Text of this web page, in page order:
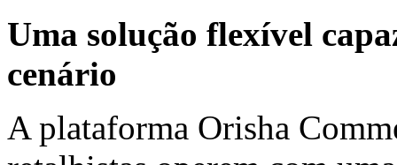
Uma solução flexível
cenário
A plataforma Orisha